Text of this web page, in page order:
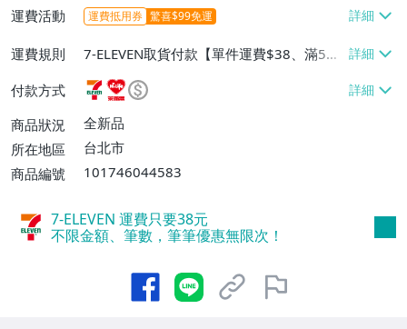
運費活動 運費抵用券 驚喜$99免運
運費規則
7-ELEVEN取貨付款【單件運費$38、滿5件
或消費滿$1298免運費】、7-ELEVEN取貨
不付款【免運費】、萊爾富取貨付款【單件
運費$60、滿5件或消費滿$1298免運
費】、宅配/貨運【單件運費$120、滿5件
付款方式
商品狀況
全新品
所在地區
台北市
商品編號
101746044583
7-ELEVEN 運費只要38元
不限金額、筆數，筆筆優惠無限次！